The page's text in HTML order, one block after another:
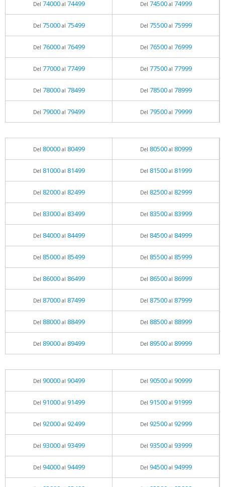
Del 74000al 74499 Del 74500al 74999
Del 75000al 75499 Del 75500al 75999
Del 76000al 76499 Del 76500al 76999
Del 77000al 77499 Del 77500al 77999
Del 78000al 78499 Del 78500al 78999
Del 79000al 79499 Del 79500al 79999
Del 80000al 80499 Del 80500al 80999
Del 81000al 81499 Del 81500al 81999
Del 82000al 82499 Del 82500al 82999
Del 83000al 83499 Del 83500al 83999
Del 84000al 84499 Del 84500al 84999
Del 85000al 85499 Del 85500al 85999
Del 86000al 86499 Del 86500al 86999
Del 87000al 87499 Del 87500al 87999
Del 88000al 88499 Del 88500al 88999
Del 89000al 89499 Del 89500al 89999
Del 90000al 90499 Del 90500al 90999
Del 91000al 91499 Del 91500al 91999
Del 92000al 92499 Del 92500al 92999
Del 93000al 93499 Del 93500al 93999
Del 94000al 94499 Del 94500al 94999